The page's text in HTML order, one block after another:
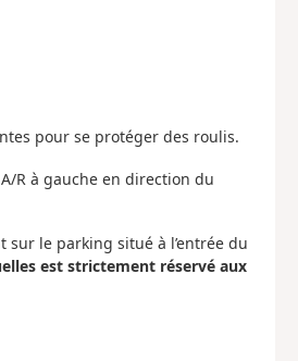
pour se protéger des roulis.
R à gauche en direction du
le parking situé à l’entrée du
est strictement réservé aux